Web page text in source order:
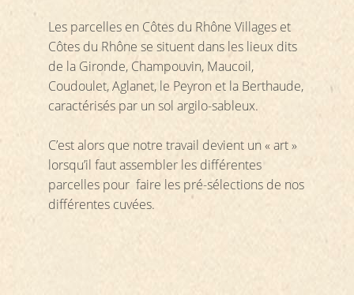
Les parcelles en Côtes du Rhône Villages et
Côtes du Rhône se situent dans les lieux dits
de la Gironde, Champouvin, Maucoil,
Coudoulet, Aglanet, le Peyron et la Berthaude,
caractérisés par un sol argilo-sableux.
C’est alors que notre travail devient un « art »
lorsqu’il faut assembler les différentes
parcelles pour faire les pré-sélections de nos
différentes cuvées.